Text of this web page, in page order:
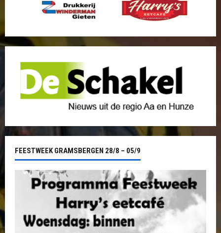
FEESTWEEK GRAMSBERGEN 28/8 – 05/9